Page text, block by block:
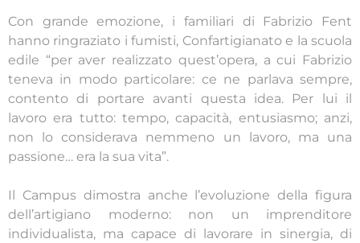
Con grande emozione, i familiari di Fabrizio Fent
hanno ringraziato i fumisti, Confartigianato e la scuola
edile “per aver realizzato quest’opera, a cui Fabrizio
teneva in modo particolare: ce ne parlava sempre,
contento di portare avanti questa idea. Per lui il
lavoro era tutto: tempo, capacità, entusiasmo; anzi,
non lo considerava nemmeno un lavoro, ma una
passione… era la sua vita”.
Il Campus dimostra anche l’evoluzione della figura
dell’artigiano moderno: non un imprenditore
individualista, ma capace di lavorare in sinergia, di